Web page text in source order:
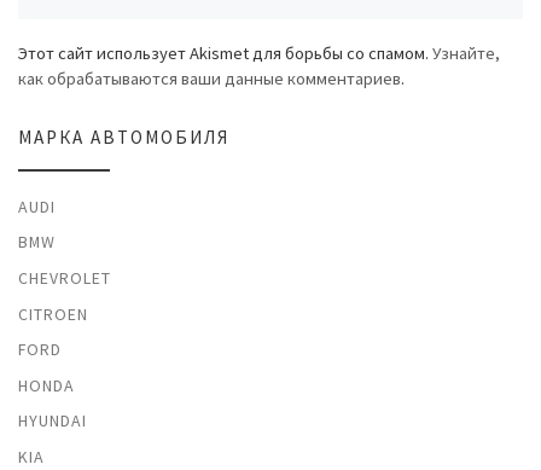
Этот сайт использует Akismet для борьбы со спамом. Узнайте,
как обрабатываются ваши данные комментариев.
МАРКА АВТОМОБИЛЯ
AUDI
BMW
CHEVROLET
CITROEN
FORD
HONDA
HYUNDAI
KIA